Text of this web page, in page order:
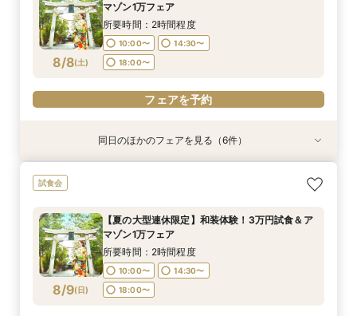
8/8(土)
マゾン1万フェア
所要時間：2時間程度
10:00〜
14:30〜
18:00〜
フェアを予約
8/8(土)
【神社挙式＋写真のお客様へ：30万円】試食付
10:00〜
14:30〜
18:00〜
フェアを予約
8/8(土)
【親族婚希望のお客様へ：20名様58万円】試食
10:00〜
14:30〜
18:00〜
フェアを予約
8/8(土)
【家族婚希望のお客様へ10名様48万円】試食付
10:00〜
14:30〜
18:00〜
フェアを予約
8/8(土)
【40名様130万円】リニューアル記念：神社婚
10:00〜
14:30〜
18:00〜
フェアを予約
8/8(土)
【和装でのお写真婚のお客様へ：2万5千円】試
10:00〜
14:30〜
18:00〜
フェアを予約
8/8(土)
【地域で最も選ばれる和婚】10大特典×豪華試食
10:00〜
14:30〜
18:00〜
フェアを予約
同日のほかのフェアを見る（6件）
試食会
8/9(日)
【夏の大型連休限定】和装体験！3万円試食＆ア
マゾン1万フェア
所要時間：2時間程度
10:00〜
14:30〜
18:00〜